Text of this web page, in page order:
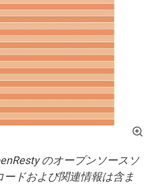
のオープンソースソ
ドおよび関連情報は含ま